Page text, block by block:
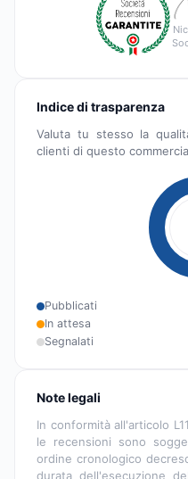
Indice di trasparenza
Valuta tu stesso la
clienti di questo
Pubblicati
In attesa
Segnalati
Note legali
In conformità all'articolo
le recensioni sono
ordine cronologico
durata dell'esecuzione